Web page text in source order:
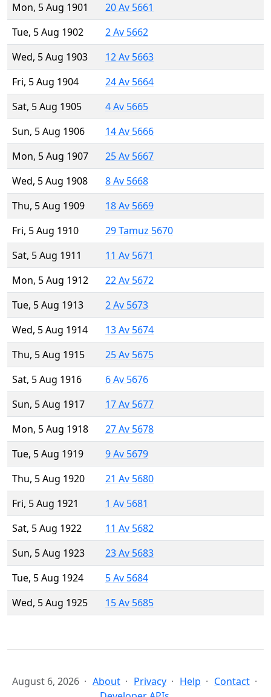
Mon, 5 Aug 1901
20 Av 5661
Tue, 5 Aug 1902
2 Av 5662
Wed, 5 Aug 1903
12 Av 5663
Fri, 5 Aug 1904
24 Av 5664
Sat, 5 Aug 1905
4 Av 5665
Sun, 5 Aug 1906
14 Av 5666
Mon, 5 Aug 1907
25 Av 5667
Wed, 5 Aug 1908
8 Av 5668
Thu, 5 Aug 1909
18 Av 5669
Fri, 5 Aug 1910
29 Tamuz 5670
Sat, 5 Aug 1911
11 Av 5671
Mon, 5 Aug 1912
22 Av 5672
Tue, 5 Aug 1913
2 Av 5673
Wed, 5 Aug 1914
13 Av 5674
Thu, 5 Aug 1915
25 Av 5675
Sat, 5 Aug 1916
6 Av 5676
Sun, 5 Aug 1917
17 Av 5677
Mon, 5 Aug 1918
27 Av 5678
Tue, 5 Aug 1919
9 Av 5679
Thu, 5 Aug 1920
21 Av 5680
Fri, 5 Aug 1921
1 Av 5681
Sat, 5 Aug 1922
11 Av 5682
Sun, 5 Aug 1923
23 Av 5683
Tue, 5 Aug 1924
5 Av 5684
Wed, 5 Aug 1925
15 Av 5685
August 6, 2026 About Privacy Help
Contact